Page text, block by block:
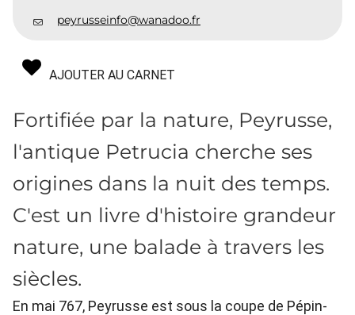
peyrusseinfo@wanadoo.fr
AJOUTER AU CARNET
Fortifiée par la nature, Peyrusse,
l'antique Petrucia cherche ses
origines dans la nuit des temps.
C'est un livre d'histoire grandeur
nature, une balade à travers les
siècles.
En mai 767, Peyrusse est sous la coupe de Pépin-